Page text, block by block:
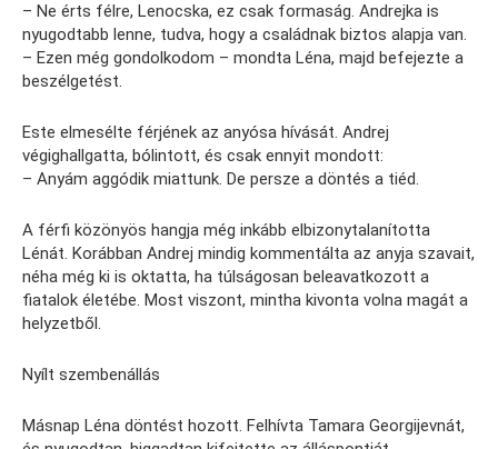
– Ne érts félre, Lenocska, ez csak formaság. Andrejka is
nyugodtabb lenne, tudva, hogy a családnak biztos alapja van.
– Ezen még gondolkodom – mondta Léna, majd befejezte a
beszélgetést.
Este elmesélte férjének az anyósa hívását. Andrej
végighallgatta, bólintott, és csak ennyit mondott:
– Anyám aggódik miattunk. De persze a döntés a tiéd.
A férfi közönyös hangja még inkább elbizonytalanította
Lénát. Korábban Andrej mindig kommentálta az anyja szavait,
néha még ki is oktatta, ha túlságosan beleavatkozott a
fiatalok életébe. Most viszont, mintha kivonta volna magát a
helyzetből.
Nyílt szembenállás
Másnap Léna döntést hozott. Felhívta Tamara Georgijevnát,